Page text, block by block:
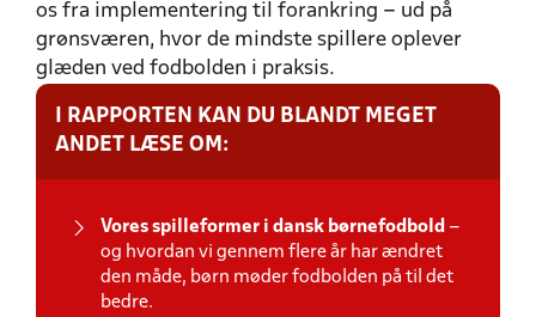
os fra implementering til forankring – ud på
grønsværen, hvor de mindste spillere oplever
glæden ved fodbolden i praksis.
I RAPPORTEN KAN DU BLANDT MEGET
ANDET LÆSE OM:
Vores spilleformer i dansk børnefodbold –
og hvordan vi gennem flere år har ændret
den måde, børn møder fodbolden på til det
bedre.